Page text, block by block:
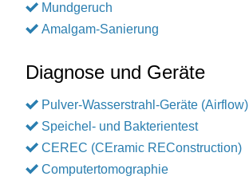
Mundgeruch
Amalgam-Sanierung
Diagnose und Geräte
Pulver-Wasserstrahl-Geräte (Airflow)
Speichel- und Bakterientest
CEREC (CEramic REConstruction)
Computertomographie